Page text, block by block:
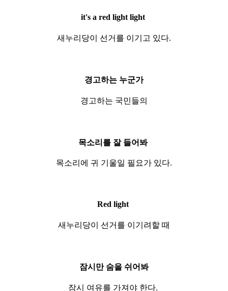
it's a red light light
새누리당이 선거를 이기고 있다.
경고하는 누군가
경고하는 국민들의
목소리를 잘 들어봐
목소리에 귀 기울일 필요가 있다.
Red light
새누리당이 선거를 이기려할 때
잠시만 숨을 쉬어봐
잠시 여유를 가져야 한다.